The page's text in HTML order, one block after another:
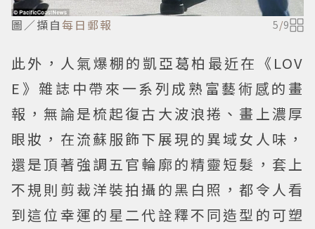
圖／擷自每日郵報 5/9
此外，人氣爆棚的凱亞葛柏最近在《LOV
E》雜誌中帶來一系列成熟富藝術感的畫
報，無論是梳起復古大波浪捲、畫上濃厚
眼妝，在流蘇服飾下展現的異域女人味，
還是頂著強調五官輪廓的精靈短髮，套上
不規則剪裁洋裝拍攝的黑白照，都令人看
到這位幸運的星二代詮釋不同造型的可塑